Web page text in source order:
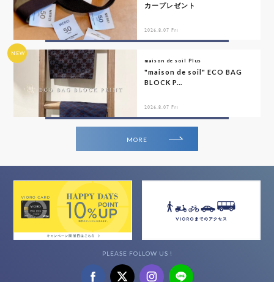
カープレゼント
2026.8.07 Fri
NEW
maison de soil Plus
"maison de soil" ECO BAG
BLOCK P...
2026.8.07 Fri
MORE
PLEASE FOLLOW US !